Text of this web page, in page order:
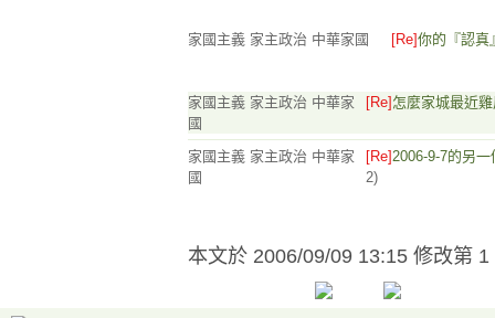
家國主義 家主政治 中華家國 [Re]你的『認真
家國主義 家主政治 中華家
國
[Re] 怎麼家城最近
家國主義 家主政治 中華家
國
[Re]2006-9-7的另
2)
本文於 2006/09/09 13:15 修改第 1